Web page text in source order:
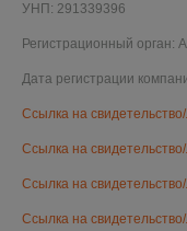
УНП: 291339396
Регистрационный орган:
Дата регистрации
Ссылка на
Ссылка на
Ссылка на
Ссылка на